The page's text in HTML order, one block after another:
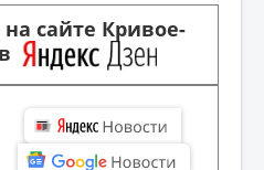
сайте Кривое-